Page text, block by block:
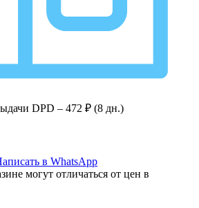
DPD – 472 ₽ (8 дн.)
в WhatsApp
могут отличаться от цен в